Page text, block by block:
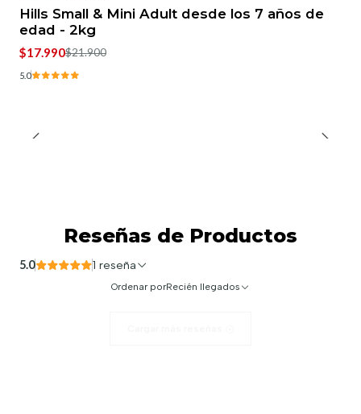
Hills Small & Mini Adult desde los 7 años de
edad - 2kg
$17.990$21.900
5.0
Reseñas de Productos
5.0 1 reseña
Ordenar porRecién llegados